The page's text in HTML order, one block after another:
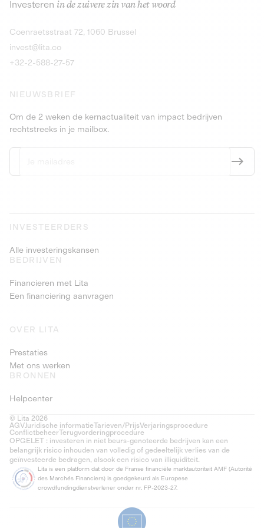
Investeren in de zuivere zin van het woord
Coenraetsstraat 72, 1060 Brussel
invest@lita.co
+32-2-588-27-57
NIEUWSBRIEF
Om de 2 weken de kernactualiteit van impact bedrijven
rechtstreeks in je mailbox.
INVESTEERDERS
Alle investeringskansen
BEDRIJVEN
Financieren met Lita
Een financiering aanvragen
OVER LITA
Prestaties
Met ons werken
BRONNEN
Helpcenter
© Lita 2026
AGVJuridische informatieTarieven/PrijsVerjaringsprocedure
ConflictbeheerTerugvorderingprocedure
OPGELET : investeren in niet beurs-genoteerde bedrijven kan een
belangrijk risico inhouden van volledig of gedeeltelijk verlies van de
geïnvesteerde bedragen, alsook een risico van illiquiditeit.
Lita is een platform dat door de Franse financiële marktautoriteit AMF (Autorité
des Marchés Financiers) is goedgekeurd als Europese
crowdfundingdienstverlener onder nr. FP-2023-27.